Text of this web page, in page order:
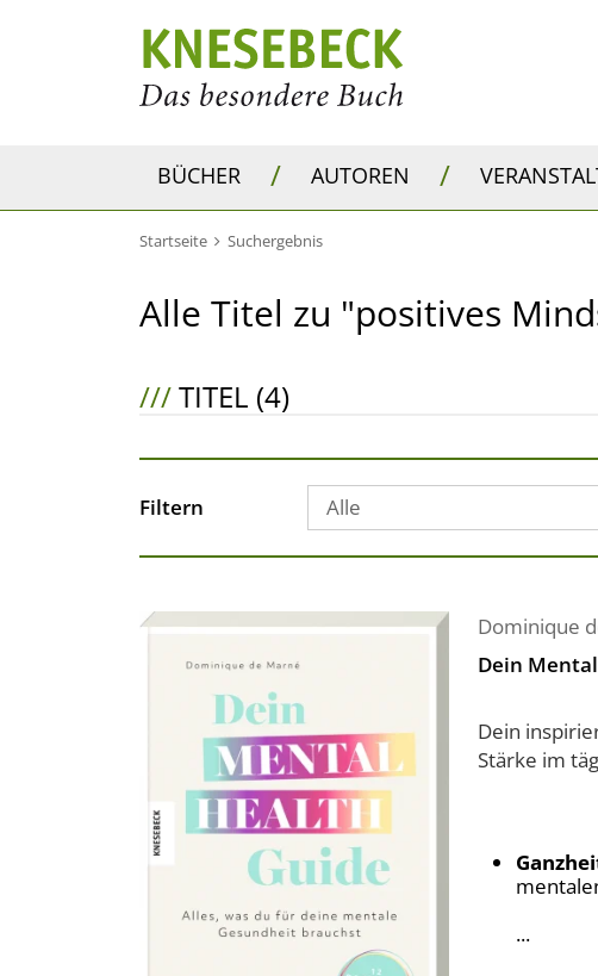
BÜCHER / AUTOREN /
Startseite Suchergebnis
Alle Titel zu "positives
///TITEL (4)
Filtern Alle
Dominique
Dein
Dein
Stärke im
...